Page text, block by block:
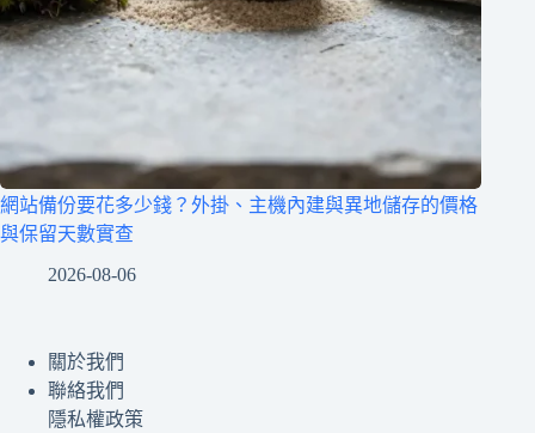
網站備份要花多少錢？外掛、主機內建與異地儲存的價格
與保留天數實查
2026-08-06
關於我們
聯絡我們
隱私權政策